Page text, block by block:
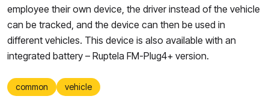
employee their own device, the driver instead of the vehicle
can be tracked, and the device can then be used in
different vehicles. This device is also available with an
integrated battery – Ruptela FM-Plug4+ version.
common vehicle